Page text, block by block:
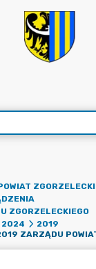
ZGORZELECKI
ZGORZELECKIEGO
2024
2019